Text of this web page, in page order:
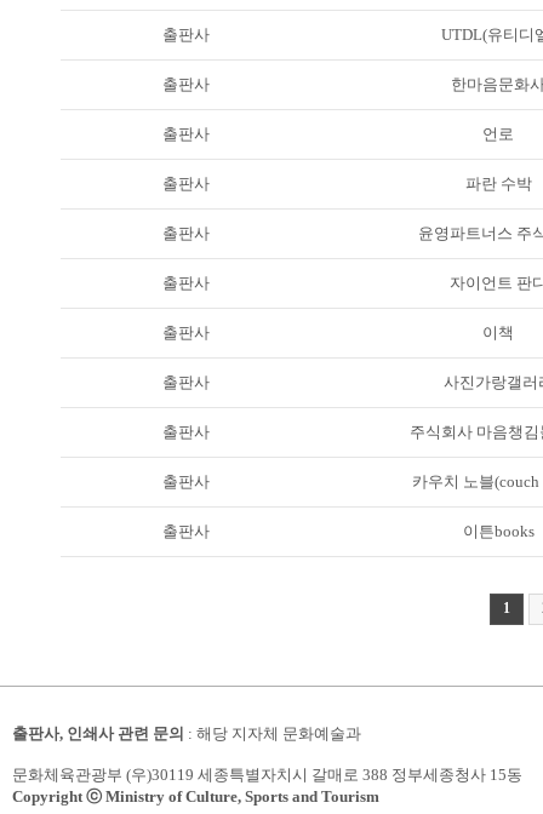
출판사 UTDL(유티디
출판사 한마음문화
출판사 언로
출판사 파란 수박
출판사 윤영파트너스 주
출판사 자이언트 판
출판사 이책
출판사 사진가랑갤러
출판사 주식회사 마음챙
출판사 카우치 노블(couch
출판사 이튼books
1
출판사, 인쇄사 관련 문의 : 해당 지자체 문화예술과
문화체육관광부 (우)30119 세종특별자치시 갈매로 388 정부세종청사 15동
Copyright ⓒ Ministry of Culture, Sports and Tourism